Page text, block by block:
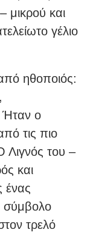
μικρού και
γέλιο
ηθοποιός:
Ήταν ο
τις πιο
Λιγνός του –
και
ένας
σύμβολο
τρελό